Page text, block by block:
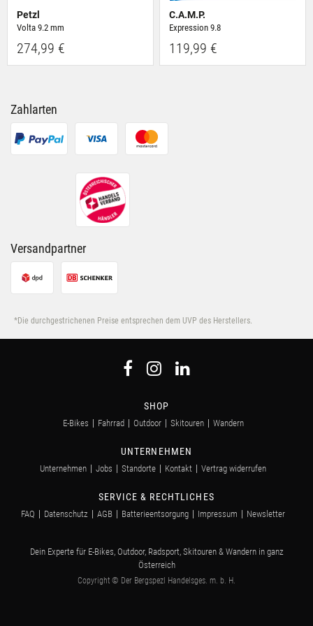
Petzl
Volta 9.2 mm
274,99 €
C.A.M.P.
Expression 9.8
119,99 €
Zahlarten
Versandpartner
*Die durchgestrichenen Preise entsprechen dem UVP des Herstellers.
SHOP
E-Bikes Fahrrad Outdoor Skitouren Wandern
UNTERNEHMEN
Unternehmen Jobs Standorte Kontakt Vertrag widerrufen
SERVICE & RECHTLICHES
FAQ Datenschutz AGB Batterieentsorgung Impressum Newsletter
Dein Experte für E-Bikes, Outdoor, Radsport, Skitouren & Wandern in ganz
Österreich
Copyright © Der Bergspezl Handelsges. m. b. H.